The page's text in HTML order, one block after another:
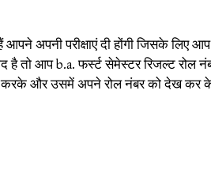
परीक्षाएं दी होंगी जिसके लिए आप
तो आप b.a. फर्स्ट सेमेस्टर रिजल्ट
करके और उसमें अपने रोल नंबर को देख